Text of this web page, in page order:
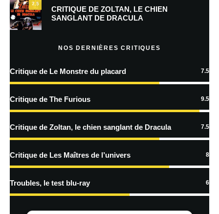
Prévenez-moi de tous les nouveaux commentaires par e-mail.
Prévenez-moi de tous les nouveaux articles par e-mail.
En savoir
traitées
7.5
CRITIQUE DE ZOLTAN, LE CHIEN
SANGLANT DE DRACULA
NOS DERNIÈRES CRITIQUES
Critique de Le Monstre du placard 7.5
Critique de The Furious 9.5
Critique de Zoltan, le chien sanglant de Dracula 7.5
Critique de Les Maîtres de l’univers 8
Troubles, le test blu-ray 6